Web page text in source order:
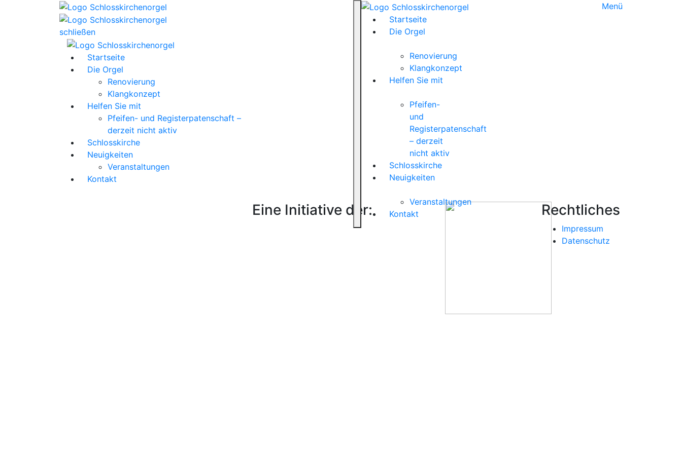
Menü
Startseite
Die Orgel
Renovierung
Klangkonzept
Helfen Sie mit
Pfeifen-
und
Registerpatenschaft
– derzeit
nicht aktiv
Schlosskirche
Neuigkeiten
Veranstaltungen
Kontakt
schließen
Startseite
Die Orgel
Renovierung
Klangkonzept
Helfen Sie mit
Pfeifen- und Registerpatenschaft –
derzeit nicht aktiv
Schlosskirche
Neuigkeiten
Veranstaltungen
Kontakt
Eine Initiative der: Rechtliches
Impressum
Datenschutz